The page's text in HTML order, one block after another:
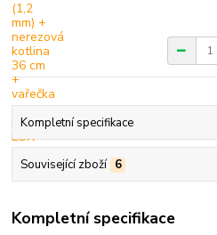
Kompletní specifikace
Související zboží 6
Kompletní specifikace